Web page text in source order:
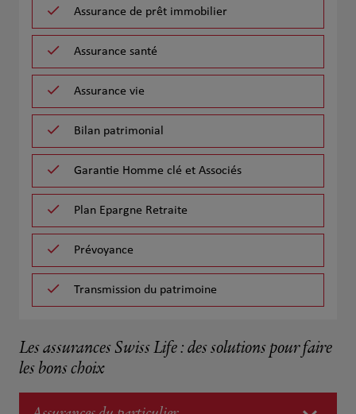
Assurance de prêt immobilier
Assurance santé
Assurance vie
Bilan patrimonial
Garantie Homme clé et Associés
Plan Epargne Retraite
Prévoyance
Transmission du patrimoine
Les assurances Swiss Life : des solutions pour faire
les bons choix